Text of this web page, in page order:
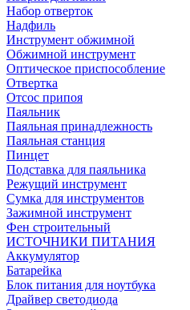
Набор отверток
Надфиль
Инструмент обжимной
Обжимной инструмент
Оптическое приспособление
Отвертка
Отсос припоя
Паяльник
Паяльная принадлежность
Паяльная станция
Пинцет
Подставка для паяльника
Режущий инструмент
Сумка для инструментов
Зажимной инструмент
Фен строительный
ИСТОЧНИКИ ПИТАНИЯ
Аккумулятор
Батарейка
Блок питания для ноутбука
Драйвер светодиода